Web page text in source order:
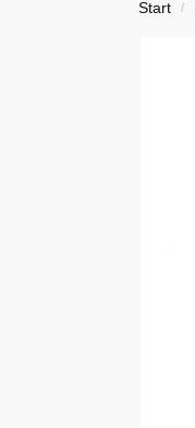
Start /